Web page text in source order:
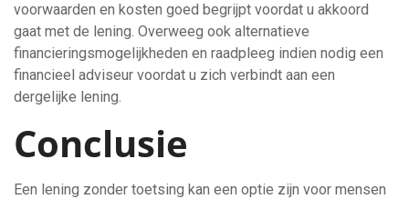
voorwaarden en kosten goed begrijpt voordat u akkoord
gaat met de lening. Overweeg ook alternatieve
financieringsmogelijkheden en raadpleeg indien nodig een
financieel adviseur voordat u zich verbindt aan een
dergelijke lening.
Conclusie
Een lening zonder toetsing kan een optie zijn voor mensen